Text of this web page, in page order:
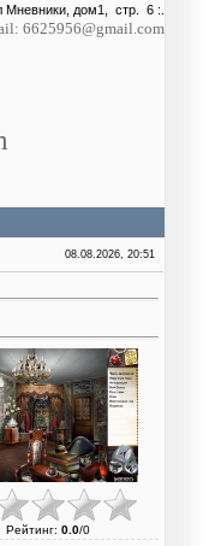
Мневники, дом1, стр. 6 :.
6625956@gmail.com
08.08.2026, 20:51
Рейтинг: 0.0/0